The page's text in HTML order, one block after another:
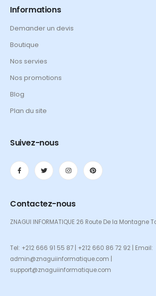
Informations
Demander un devis
Boutique
Nos servies
Nos promotions
Blog
Plan du site
Suivez-nous
Contactez-nous
ZNAGUI INFORMATIQUE 26 Route De la Montagne
Tel: +212 666 91 55 87 | +212 660 86 72 92 | Email:
admin@znaguiinformatique.com |
support@znaguiinformatique.com